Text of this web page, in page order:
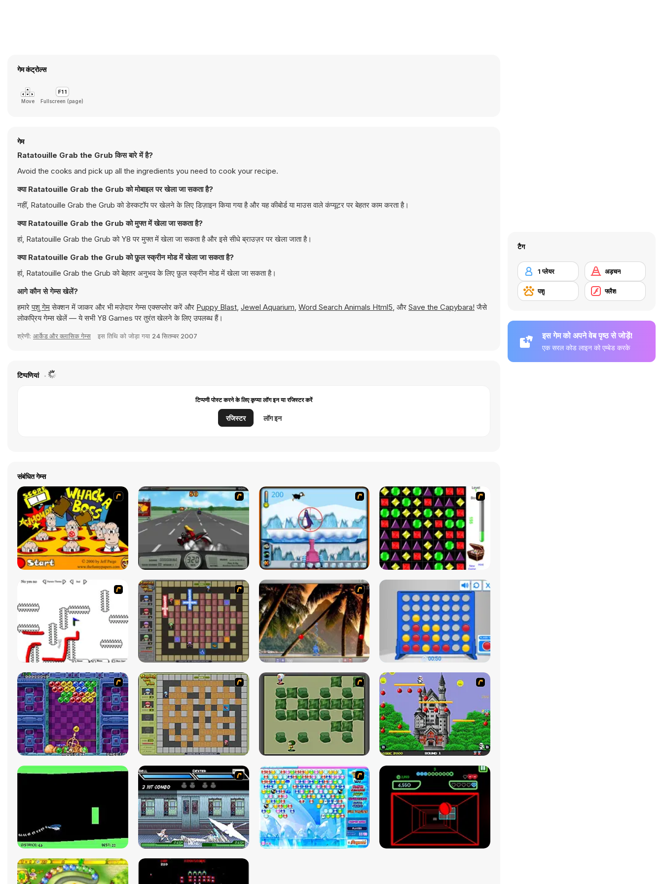
गेम कंट्रोल्स
Move Fullscreen (page)
गेम
Ratatouille Grab the Grub किस बारे में है?
Avoid the cooks and pick up all the ingredients you need to cook your recipe.
क्या Ratatouille Grab the Grub को मोबाइल पर खेला जा सकता है?
नहीं, Ratatouille Grab the Grub को डेस्कटॉप पर खेलने के लिए डिज़ाइन किया गया है और यह कीबोर्ड या माउस वाले कंप्यूटर पर बेहतर काम करता है।
क्या Ratatouille Grab the Grub को मुफ्त में खेला जा सकता है?
हां, Ratatouille Grab the Grub को Y8 पर मुफ्त में खेला जा सकता है और इसे सीधे ब्राउज़र पर खेला जाता है।
क्या Ratatouille Grab the Grub को फ़ुल स्क्रीन मोड में खेला जा सकता है?
हां, Ratatouille Grab the Grub को बेहतर अनुभव के लिए फ़ुल स्क्रीन मोड में खेला जा सकता है।
आगे कौन से गेम्स खेलें?
हमारेपशु गेमसेक्शन में जाकर और भी मज़ेदार गेम्स एक्सप्लोर करें और Puppy Blast, Jewel Aquarium, Word Search Animals Html5, और Save the Capybara! जैसे
लोकप्रिय गेम्स खेलें — ये सभी Y8 Games पर तुरंत खेलने के लिए उपलब्ध हैं।
श्रेणी: आर्केड और क्लासिक गेम्स इस तिथि को जोड़ा गया 24 सितम्बर 2007
टिप्पणियां
टिप्पणी पोस्ट करने के लिए कृप्या लॉग इन या रजिस्टर करें
रजिस्टर लॉग इन
संबंधित गेम्स
टैग
1 प्लेयर अड़चन
पशु फ्लैश
इस गेम को अपने वेब पृष्ठ से जोड़ें!
एक सरल कोड लाइन को एम्बेड करके